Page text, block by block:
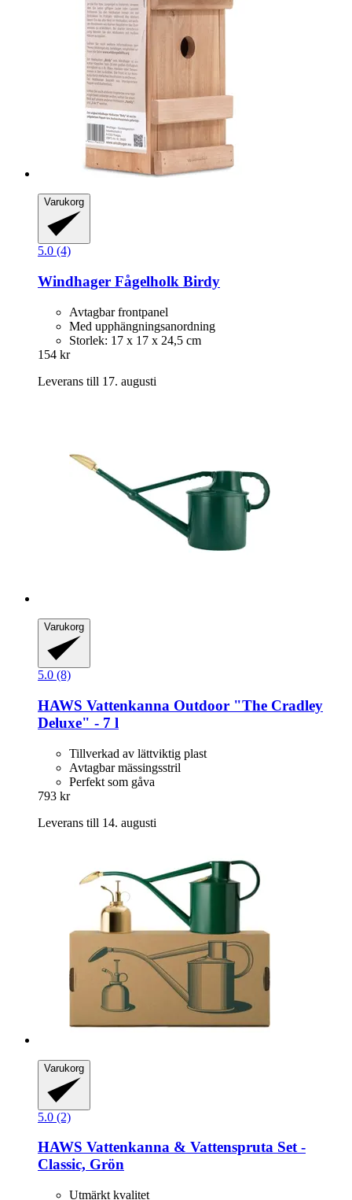
Varukorg
5.0 (4)
Windhager Fågelholk Birdy
Avtagbar frontpanel
Med upphängningsanordning
Storlek: 17 x 17 x 24,5 cm
154 kr
Leverans till 17. augusti
Varukorg
5.0 (8)
HAWS Vattenkanna Outdoor "The Cradley
Deluxe" -​ 7 l
Tillverkad av lättviktig plast
Avtagbar mässingsstril
Perfekt som gåva
793 kr
Leverans till 14. augusti
Varukorg
5.0 (2)
HAWS Vattenkanna & Vattenspruta Set -​
Classic, Grön
Utmärkt kvalitet